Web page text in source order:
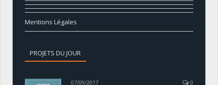
Mentions Légales
PROJETS DU JOUR
07/09/2017 0